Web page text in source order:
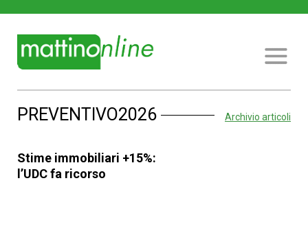
PREVENTIVO2026 Archivio articoli
Stime immobiliari +15%:
l’UDC fa ricorso